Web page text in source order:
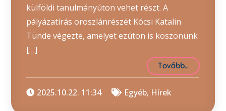
külföldi tanulmányúton vehet részt. A
pályázatírás oroszlánrészét Kócsi Katalin
Tünde végezte, amelyet ezúton is köszönünk
[…]
Tovább…
2025.10.22. 11:34 Egyéb, Hírek